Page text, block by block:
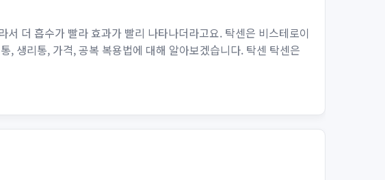
더 흡수가 빨라 효과가 빨리 나타나더라고요. 탁센은 비스테로이
, 생리통, 가격, 공복 복용법에 대해 알아보겠습니다. 탁센 탁센은